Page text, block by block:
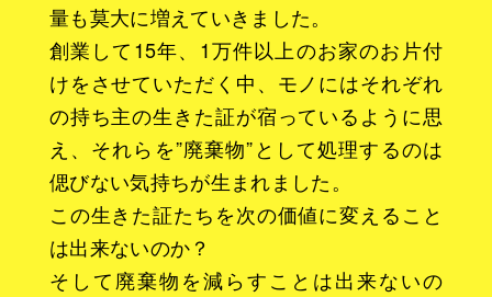
量も莫大に増えていきました。
創業して15年、1万件以上のお家のお片付
けをさせていただく中、モノにはそれぞれ
の持ち主の生きた証が宿っているように思
え、それらを”廃棄物”として処理するのは
偲びない気持ちが生まれました。
この生きた証たちを次の価値に変えること
は出来ないのか？
そして廃棄物を減らすことは出来ないの